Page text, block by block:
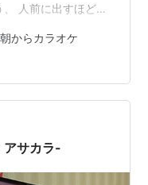
人前に出すほどの
「Ｔシャツに口
う最強コンビに歌
ゥアップを織り交
た名曲だと思うん
唄うんです
ずいち…
朝からカラオケ
サカラ-